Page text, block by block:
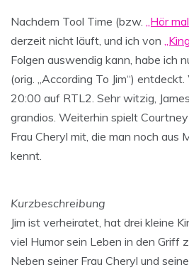
Nachdem Tool Time (bzw. „Hör
derzeit nicht läuft, und ich von
Folgen auswendig kann, habe ich
(orig. „According To Jim“)
20:00 auf RTL2. Sehr witzig,
grandios. Weiterhin spielt
Frau Cheryl mit, die man noch aus
kennt.
Kurzbeschreibung
Jim ist verheiratet, hat drei kleine
viel Humor sein Leben in den Griff
Neben seiner Frau Cheryl und